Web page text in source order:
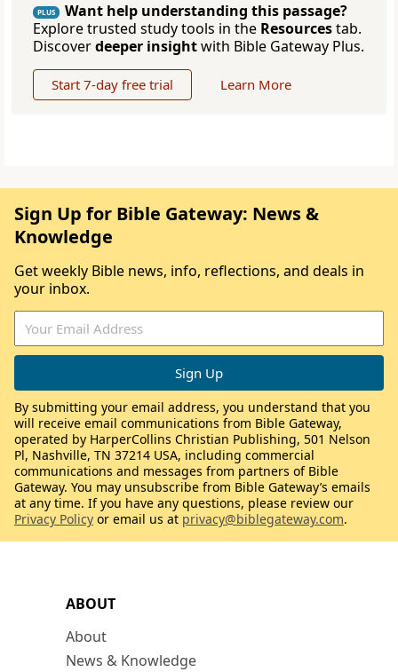
PLUS
Want help understanding this passage?
Explore trusted study tools in the Resourcestab.
Discoverdeeper insightwith Bible Gateway Plus.
Start 7-day free trial Learn More
ABOUT
About
News & Knowledge
Sign Up for Bible Gateway: News &
Knowledge
Get weekly Bible news, info, reflections, and deals in
your inbox.
By submitting your email address, you understand that you
will receive email communications from Bible Gateway,
operated by HarperCollins Christian Publishing, 501 Nelson
Pl, Nashville, TN 37214 USA, including commercial
communications and messages from partners of Bible
Gateway. You may unsubscribe from Bible Gateway’s emails
at any time. If you have any questions, please review our
Privacy Policy or email us at privacy@biblegateway.com.